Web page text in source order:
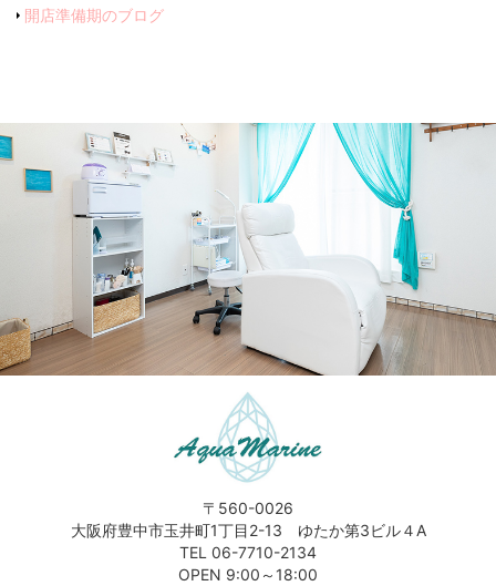
開店準備期のブログ
〒560-0026
大阪府豊中市玉井町1丁目2-13 ゆたか第3ビル４A
TEL 06-7710-2134
OPEN 9:00～18:00